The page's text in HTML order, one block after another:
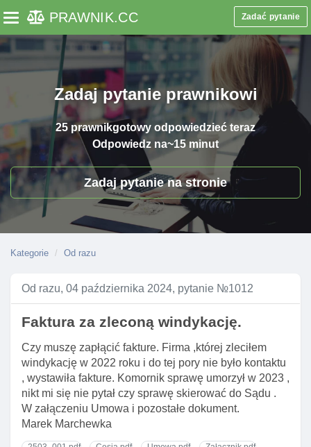
Toggle navigation
PRAWNIK.CC Zadać pytanie
Zadaj pytanie prawnikowi
25 prawnikgotowy odpowiedzieć teraz
Odpowiedz na~15 minut
Zadaj pytanie na stronie
Kategorie Od razu
Od razu, 04 października 2024, pytanie №1012
Faktura za zleconą windykację.
Czy muszę zapłącić fakture. Firma ,której zleciłem
windykację w 2022 roku i do tej pory nie było kontaktu
, wystawiła fakture. Komornik sprawę umorzył w 2023 ,
nikt mi się nie pytał czy sprawę skierować do Sądu .
W załączeniu Umowa i pozostałe dokument.
Marek Marchewka